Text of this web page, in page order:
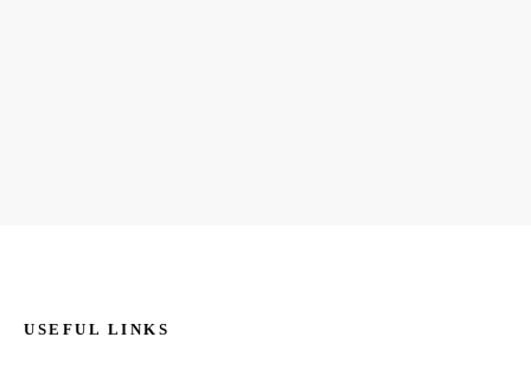
USEFUL LINKS